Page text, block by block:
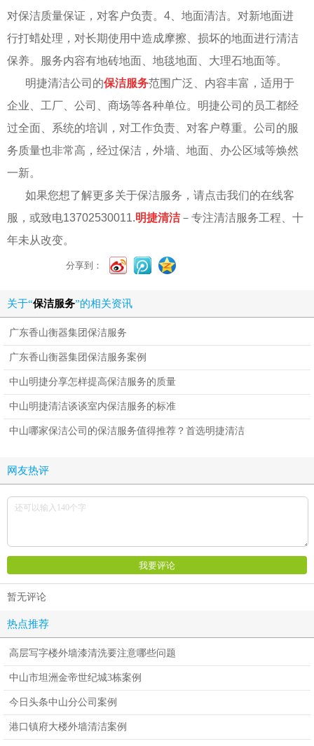
对保洁质量保证，对客户负责。 4 、地面清洁。对新地面进
行打蜡处理，对长期使用中造成摩擦、损坏的地面进行清洁
保养。服务内容有地砖地面、地毯地面、大理石地面等。
明捷清洁公司的保洁服务范围广泛、内容丰富，适用于
企业、工厂、公司、商场等各种单位。明捷公司的员工都经
过全面、系统的培训，对工作负责、对客户尊重。公司的服
务质量也非常高，经过保洁，外墙、地面、办公区域等焕然
一新。
如果您想了解更多关于保洁服务，请点击我们的在线客
服，或致电13702530011.明捷清洁－专注清洁服务工程、十
年未从改变。
分享到：
关于“保洁服务”的相关资讯
广东香山衡器集团保洁服务
广东香山衡器集团保洁服务案例
中山明捷分享怎样提高保洁服务的质量
中山明捷清洁谈谈室内保洁服务的标准
中山哪家保洁公司的保洁服务值得推荐？首选明捷清洁
网友热评
暂无评论
热点推荐
高层写字楼外墙漆清洗要注意哪些问题
中山市坦洲金帝世纪城3栋案例
今日头条中山分公司案例
港口镇府大楼外墙清洁案例